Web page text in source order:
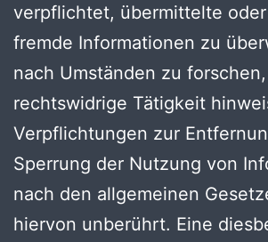
verpflichtet, übermittelte
fremde Informationen zu
nach Umständen zu
rechtswidrige Tätigkeit
Verpflichtungen zur
Sperrung der Nutzung von
nach den allgemeinen
hiervon unberührt. Eine